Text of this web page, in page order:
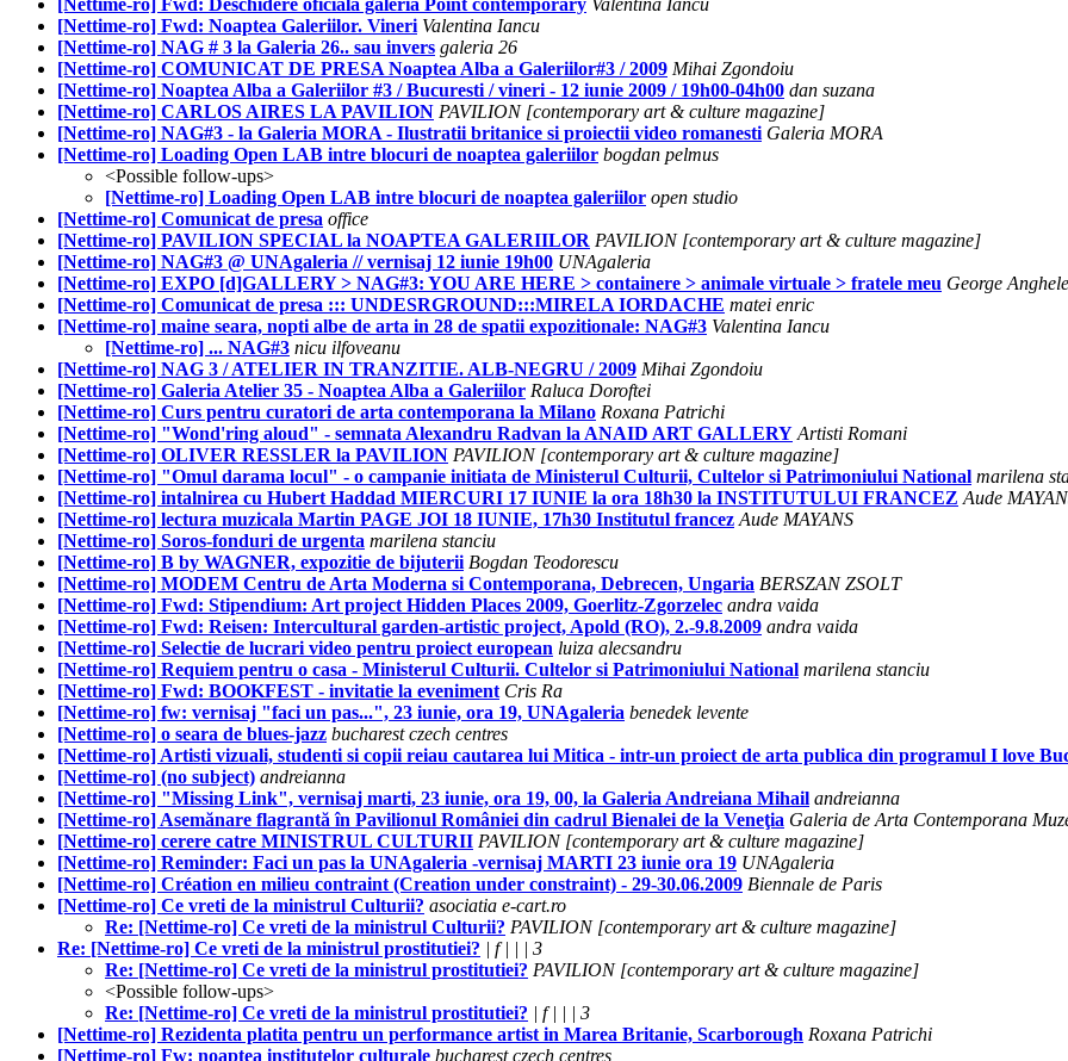
[Nettime-ro] Fwd: Deschidere oficiala galeria Point contemporary Valentina Iancu
[Nettime-ro] Fwd: Noaptea Galeriilor. Vineri Valentina Iancu
[Nettime-ro] NAG # 3 la Galeria 26.. sau invers galeria 26
[Nettime-ro] COMUNICAT DE PRESA Noaptea Alba a Galeriilor#3 / 2009 Mihai Zgondoiu
[Nettime-ro] Noaptea Alba a Galeriilor #3 / Bucuresti / vineri - 12 iunie 2009 / 19h00-04h00 dan suzana
[Nettime-ro] CARLOS AIRES LA PAVILION PAVILION [contemporary art & culture magazine]
[Nettime-ro] NAG#3 - la Galeria MORA - Ilustratii britanice si proiectii video romanesti Galeria MORA
[Nettime-ro] Loading Open LAB intre blocuri de noaptea galeriilor bogdan pelmus
<Possible follow-ups>
[Nettime-ro] Loading Open LAB intre blocuri de noaptea galeriilor open studio
[Nettime-ro] Comunicat de presa office
[Nettime-ro] PAVILION SPECIAL la NOAPTEA GALERIILOR PAVILION [contemporary art & culture magazine]
[Nettime-ro] NAG#3 @ UNAgaleria // vernisaj 12 iunie 19h00 UNAgaleria
[Nettime-ro] EXPO [d]GALLERY > NAG#3: YOU ARE HERE > containere > animale virtuale > fratele meu George
[Nettime-ro] Comunicat de presa ::: UNDESRGROUND:::MIRELA IORDACHE matei enric
[Nettime-ro] maine seara, nopti albe de arta in 28 de spatii expozitionale: NAG#3 Valentina Iancu
[Nettime-ro] ... NAG#3 nicu ilfoveanu
[Nettime-ro] NAG 3 / ATELIER IN TRANZITIE. ALB-NEGRU / 2009 Mihai Zgondoiu
[Nettime-ro] Galeria Atelier 35 - Noaptea Alba a Galeriilor Raluca Doroftei
[Nettime-ro] Curs pentru curatori de arta contemporana la Milano Roxana Patrichi
[Nettime-ro] "Wond'ring aloud" - semnata Alexandru Radvan la ANAID ART GALLERY Artisti Romani
[Nettime-ro] OLIVER RESSLER la PAVILION PAVILION [contemporary art & culture magazine]
[Nettime-ro] "Omul darama locul" - o campanie initiata de Ministerul Culturii, Cultelor si Patrimoniului National marilena
[Nettime-ro] intalnirea cu Hubert Haddad MIERCURI 17 IUNIE la ora 18h30 la INSTITUTULUI FRANCEZ Aude
[Nettime-ro] lectura muzicala Martin PAGE JOI 18 IUNIE, 17h30 Institutul francez Aude MAYANS
[Nettime-ro] Soros-fonduri de urgenta marilena stanciu
[Nettime-ro] B by WAGNER, expozitie de bijuterii Bogdan Teodorescu
[Nettime-ro] MODEM Centru de Arta Moderna si Contemporana, Debrecen, Ungaria BERSZAN ZSOLT
[Nettime-ro] Fwd: Stipendium: Art project Hidden Places 2009, Goerlitz-Zgorzelec andra vaida
[Nettime-ro] Fwd: Reisen: Intercultural garden-artistic project, Apold (RO), 2.-9.8.2009 andra vaida
[Nettime-ro] Selectie de lucrari video pentru proiect european luiza alecsandru
[Nettime-ro] Requiem pentru o casa - Ministerul Culturii. Cultelor si Patrimoniului National marilena stanciu
[Nettime-ro] Fwd: BOOKFEST - invitatie la eveniment Cris Ra
[Nettime-ro] fw: vernisaj "faci un pas...", 23 iunie, ora 19, UNAgaleria benedek levente
[Nettime-ro] o seara de blues-jazz bucharest czech centres
[Nettime-ro] Artisti vizuali, studenti si copii reiau cautarea lui Mitica - intr-un proiect de arta publica din programul I love
[Nettime-ro] (no subject) andreianna
[Nettime-ro] "Missing Link", vernisaj marti, 23 iunie, ora 19, 00, la Galeria Andreiana Mihail andreianna
[Nettime-ro] Asemănare flagrantă în Pavilionul României din cadrul Bienalei de la Veneţia Galeria de Arta Contemporana
[Nettime-ro] cerere catre MINISTRUL CULTURII PAVILION [contemporary art & culture magazine]
[Nettime-ro] Reminder: Faci un pas la UNAgaleria -vernisaj MARTI 23 iunie ora 19 UNAgaleria
[Nettime-ro] Création en milieu contraint (Creation under constraint) - 29-30.06.2009 Biennale de Paris
[Nettime-ro] Ce vreti de la ministrul Culturii? asociatia e-cart.ro
Re: [Nettime-ro] Ce vreti de la ministrul Culturii? PAVILION [contemporary art & culture magazine]
Re: [Nettime-ro] Ce vreti de la ministrul prostitutiei? | f | | | 3
Re: [Nettime-ro] Ce vreti de la ministrul prostitutiei? PAVILION [contemporary art & culture magazine]
<Possible follow-ups>
Re: [Nettime-ro] Ce vreti de la ministrul prostitutiei? | f | | | 3
[Nettime-ro] Rezidenta platita pentru un performance artist in Marea Britanie, Scarborough Roxana Patrichi
[Nettime-ro] Fw: noaptea institutelor culturale bucharest czech centres